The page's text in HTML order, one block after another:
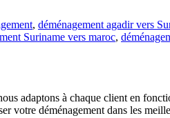
, déménagement agadir vers
Suriname vers maroc,
adaptons à chaque client en
votre déménagement dans les